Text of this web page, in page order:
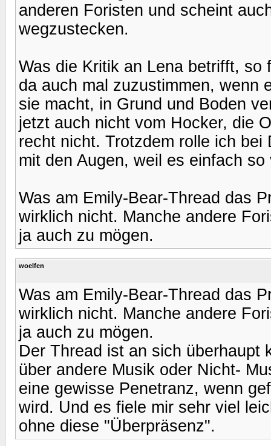
anderen Foristen und scheint
wegzustecken.
Was die Kritik an Lena betrifft, so
da auch mal zuzustimmen, wenn
sie macht, in Grund und Boden
jetzt auch nicht vom Hocker, die
recht nicht. Trotzdem rolle ich
mit den Augen, weil es einfach
Was am Emily-Bear-Thread das
wirklich nicht. Manche andere
ja auch zu mögen.
woelfen
Was am Emily-Bear-Thread das
wirklich nicht. Manche andere
ja auch zu mögen.
Der Thread ist an sich überhaupt
über andere Musik oder Nicht-
eine gewisse Penetranz, wenn
wird. Und es fiele mir sehr viel
ohne diese "Überpräsenz".